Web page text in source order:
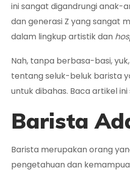
ini sangat digandrungi anak-
dan generasi Z yang sangat
dalam lingkup artistik dan
Nah, tanpa berbasa-basi,
tentang seluk-beluk barista
untuk dibahas. Baca artikel
Barista
Barista merupakan orang
pengetahuan dan